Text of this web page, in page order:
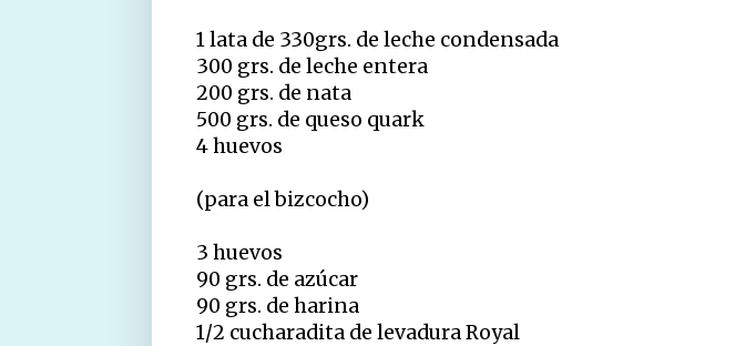
1 lata de 330grs. de leche condensada
300 grs. de leche entera
200 grs. de nata
500 grs. de queso quark
4 huevos
(para el bizcocho)
3 huevos
90 grs. de azúcar
90 grs. de harina
1/2 cucharadita de levadura Royal